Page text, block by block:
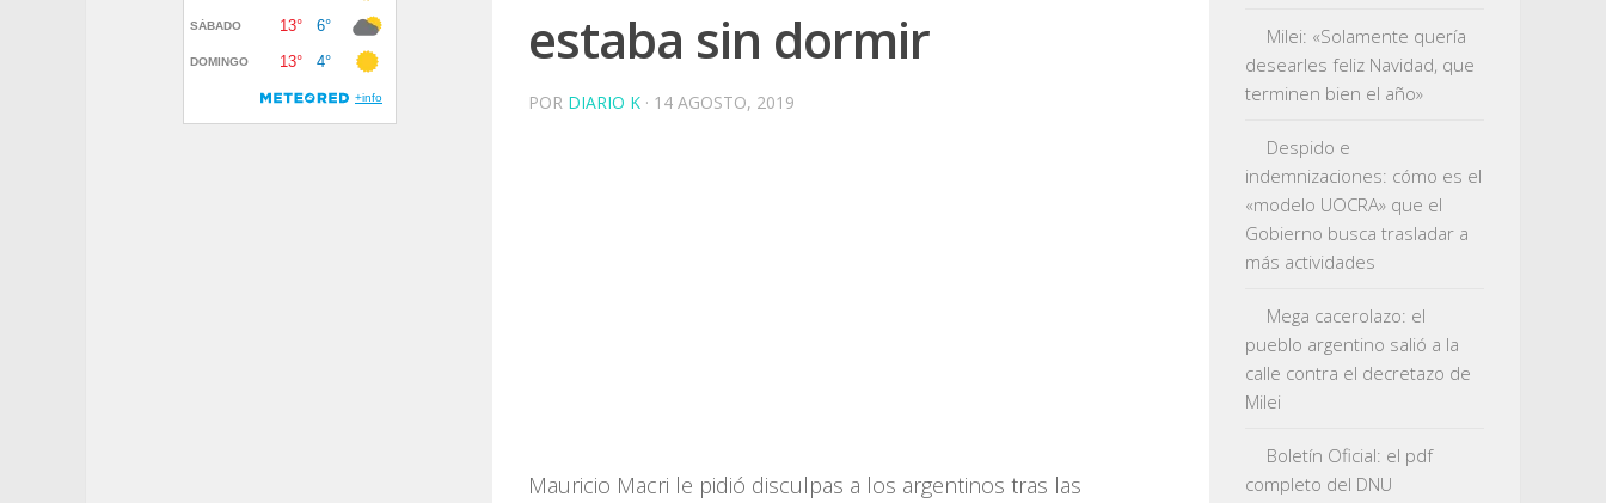
estaba sin dormir
POR DIARIO K · 14 AGOSTO, 2019
Mauricio Macri le pidió disculpas a los argentinos tras las
Milei: «Solamente quería
desearles feliz Navidad, que
terminen bien el año»
Despido e
indemnizaciones: cómo es el
«modelo UOCRA» que el
Gobierno busca trasladar a
más actividades
Mega cacerolazo: el
pueblo argentino salió a la
calle contra el decretazo de
Milei
Boletín Oficial: el pdf
completo del DNU